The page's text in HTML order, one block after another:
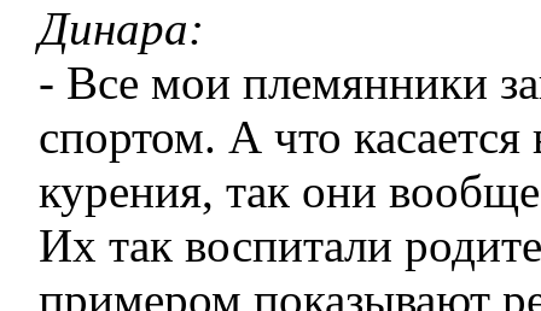
Динара:
- Все мои племянники
спортом. А что
курения, так они
Их так воспитали
примером показывают